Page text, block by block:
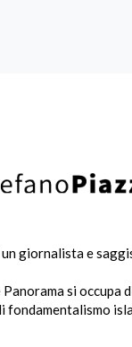
giornalista e
Panorama si occupa
fondamentalismo